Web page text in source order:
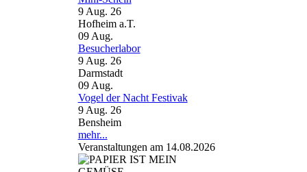
9 Aug. 26
Hofheim a.T.
09 Aug.
Besucherlabor
9 Aug. 26
Darmstadt
09 Aug.
Vogel der Nacht Festivak
9 Aug. 26
Bensheim
mehr...
Veranstaltungen am 14.08.2026